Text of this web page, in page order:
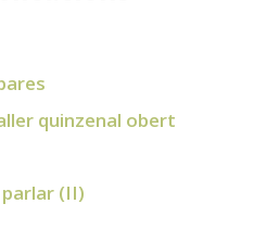
quinzenal obert
(II)